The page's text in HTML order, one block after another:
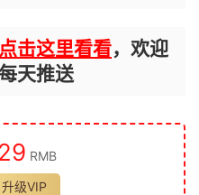
点击这里看看，欢迎
天推送
29 RMB
升级VIP